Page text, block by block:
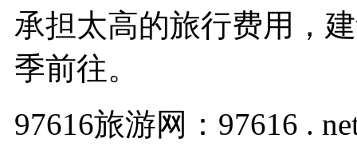
承担太高的旅行费用，
季前往。
97616旅游网：97616 .